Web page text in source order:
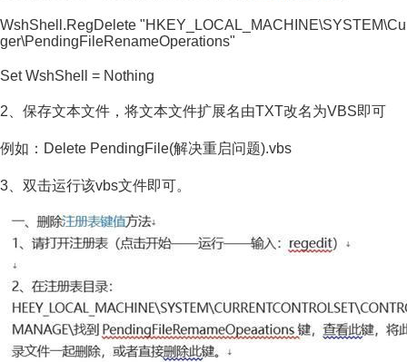
WshShell.RegDelete
ger\PendingFileRenameOperations"
Set WshShell = Nothing
2、保存文本文件，将文本文件扩展名由TXT改名为VBS即可
例如：Delete PendingFile(解决重启问题).vbs
3、双击运行该vbs文件即可。